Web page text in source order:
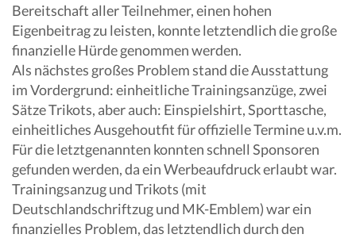
Bereitschaft aller Teilnehmer, einen hohen
Eigenbeitrag zu leisten, konnte letztendlich die große
finanzielle Hürde genommen werden.
Als nächstes großes Problem stand die Ausstattung
im Vordergrund: einheitliche Trainingsanzüge, zwei
Sätze Trikots, aber auch: Einspielshirt, Sporttasche,
einheitliches Ausgehoutfit für offizielle Termine u.v.m.
Für die letztgenannten konnten schnell Sponsoren
gefunden werden, da ein Werbeaufdruck erlaubt war.
Trainingsanzug und Trikots (mit
Deutschlandschriftzug und MK-Emblem) war ein
finanzielles Problem, das letztendlich durch den